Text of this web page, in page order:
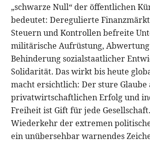
„schwarze Null“ der öffentlichen
bedeutet: Deregulierte
Steuern und Kontrollen befreite
militärische Aufrüstung,
Behinderung sozialstaatlicher
Solidarität. Das wirkt bis heute
macht ersichtlich: Der sture Glaube
privatwirtschaftlichen Erfolg und
Freiheit ist Gift für jede
Wiederkehr der extremen
ein unübersehbar warnendes